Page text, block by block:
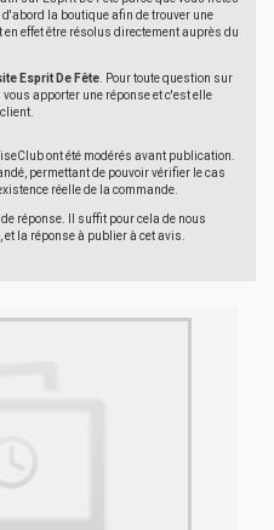
la boutique afin de trouver une
effet être résolus directement auprès du
Esprit De Fête . Pour toute question sur
apporter une réponse et c'est elle
ont été modérés avant publication.
permettant de pouvoir vérifier le cas
réelle de la commande.
réponse. Il suffit pour cela de nous
la réponse à publier à cet avis.